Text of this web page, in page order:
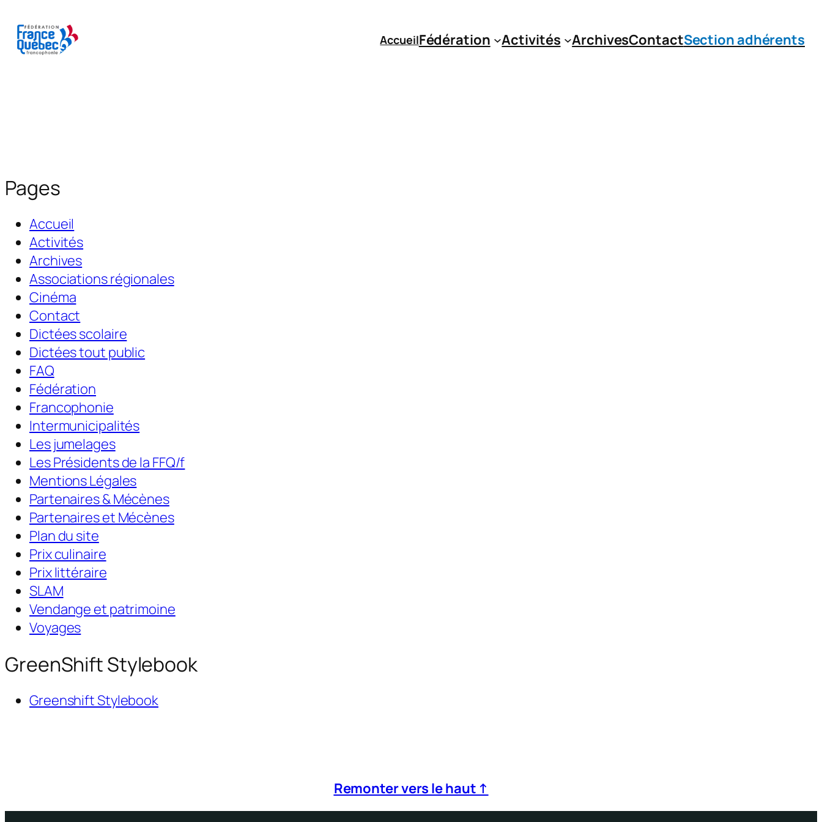
au
contenu
AccueilFédération Activités ArchivesContactSection adhérents
Pages
Accueil
Activités
Archives
Associations régionales
Cinéma
Contact
Dictées scolaire
Dictées tout public
FAQ
Fédération
Francophonie
Intermunicipalités
Les jumelages
Les Présidents de la FFQ/f
Mentions Légales
Partenaires & Mécènes
Partenaires et Mécènes
Plan du site
Prix culinaire
Prix littéraire
SLAM
Vendange et patrimoine
Voyages
GreenShift Stylebook
Greenshift Stylebook
Remonter vers le haut ↑